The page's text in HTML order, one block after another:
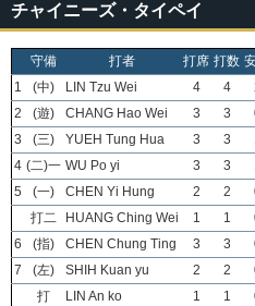
チャイニーズ・タイペイ
守備 打者 打席 打数
1
(中) LIN Tzu Wei 4 4
2
(遊) CHANG Hao Wei 3 3
3
(三) YUEH Tung Hua 3 3
4 (二)一 WU Po yi 3 3
5
(一) CHEN Yi Hung 2 2
打二
HUANG Ching Wei 1 1
6
(指) CHEN Chung Ting 3 3
7
(左) SHIH Kuan yu 2 2
打
LIN An ko 1 1